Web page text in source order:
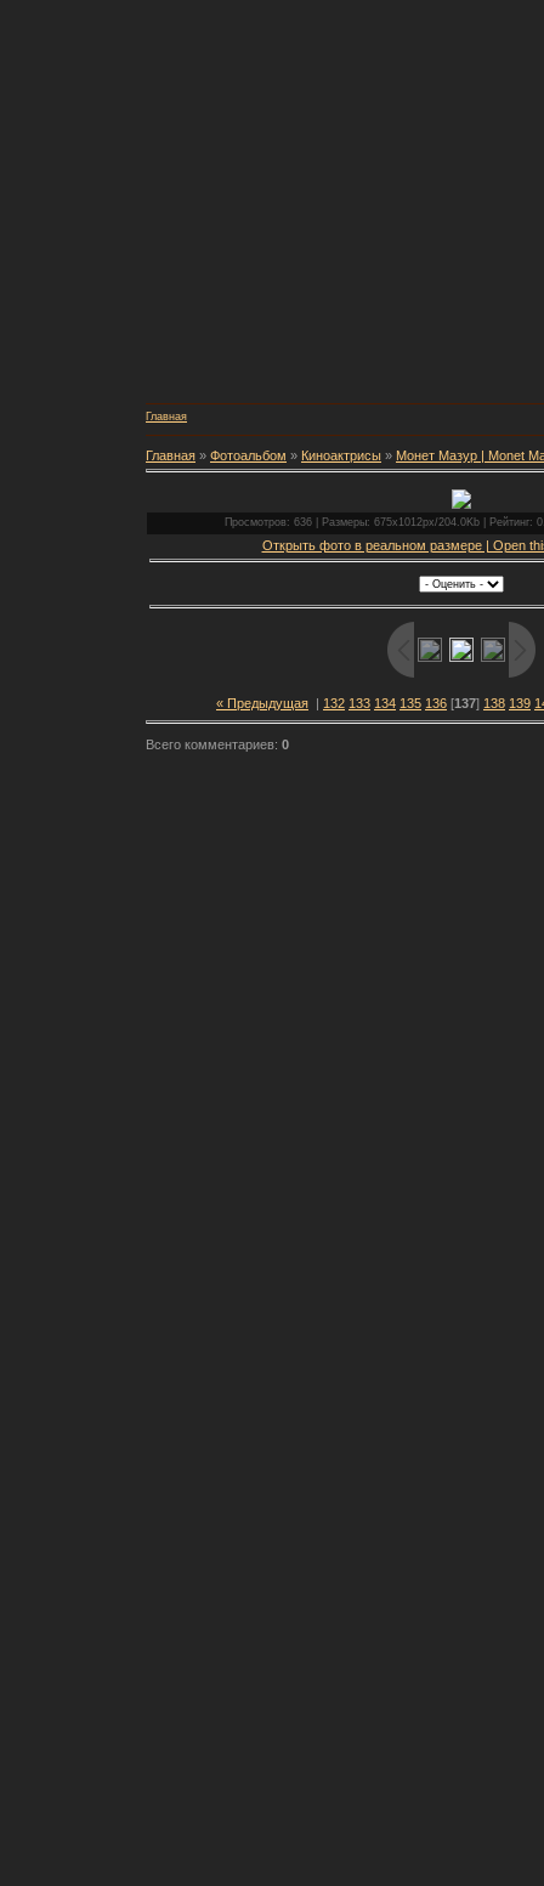
Главная
Главная » Фотоальбом » Киноактрисы » Монет Мазур | Monet
Просмотров: 636 | Размеры: 675x1012px/204.0Kb | Рейтинг:
Открыть фото в реальном размере | Open
« Предыдущая | 132 133 134 135 136 [137] 138 139
Всего комментариев: 0